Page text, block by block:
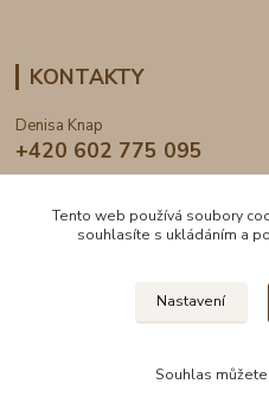
KONTAKTY
Denisa Knap
+420 602 775 095
2024 © DogDen.cz,
Tento web používá soubory
souhlasíte s ukládáním a
Nastavení
Souhlas